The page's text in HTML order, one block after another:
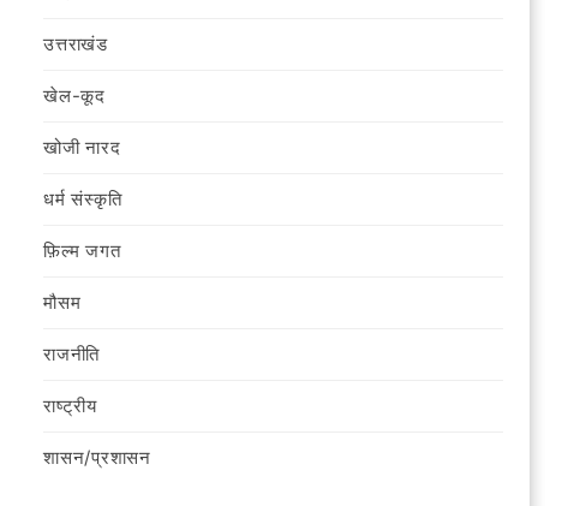
उत्तराखंड
खेल-कूद
खोजी नारद
धर्म संस्कृति
फ़िल्‍म जगत
मौसम
राजनीति
राष्ट्रीय
शासन/प्रशासन